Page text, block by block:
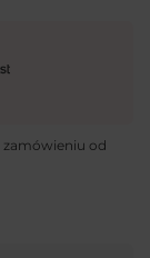
od